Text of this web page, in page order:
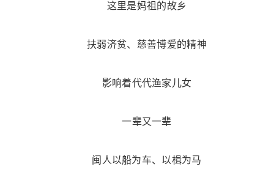
这里是妈祖的故乡
扶弱济贫、慈善博爱的精神
影响着代代渔家儿女
一辈又一辈
闽人以船为车、以楫为马